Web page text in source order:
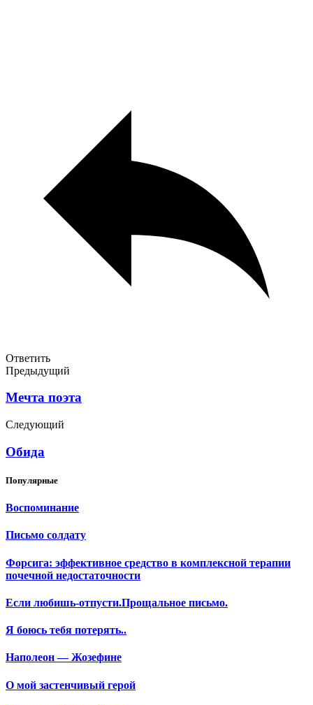
Ответить
Предыдущий
Мечта поэта
Следующий
Обида
Популярные
Воспоминание
Письмо солдату
Форсига: эффективное средство в комплексной терапии
почечной недостаточности
Если любишь-отпусти.Прощальное письмо.
Я боюсь тебя потерять..
Наполеон — Жозефине
О мой застенчивый герой